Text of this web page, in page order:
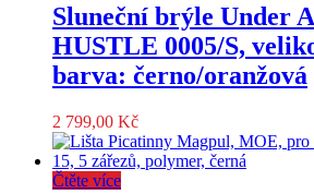
Sluneční brýle Under
HUSTLE 0005/S,
barva: černo/oranžová
2 799,00 Kč
Čtěte více